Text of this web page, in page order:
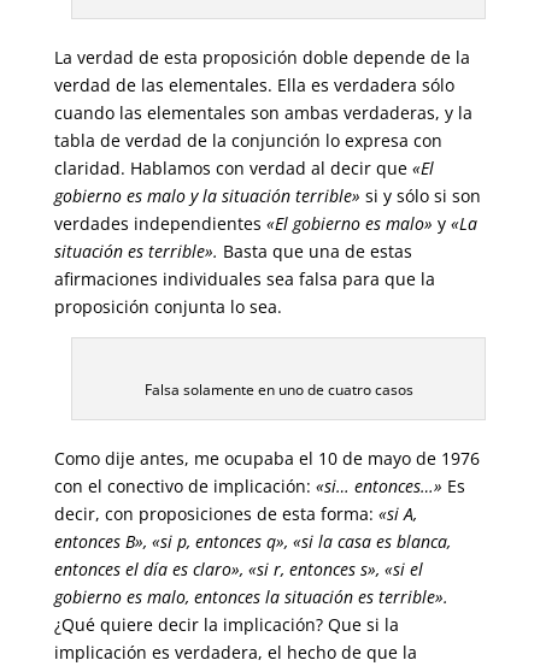
La verdad de esta proposición doble depende de la
verdad de las elementales. Ella es verdadera sólo
cuando las elementales son ambas verdaderas, y la
tabla de verdad de la conjunción lo expresa con
claridad. Hablamos con verdad al decir que «El
gobierno es malo y la situación terrible» si y sólo si son
verdades independientes «El gobierno es malo» y «La
situación es terrible». Basta que una de estas
afirmaciones individuales sea falsa para que la
proposición conjunta lo sea.
Falsa solamente en uno de cuatro casos
Como dije antes, me ocupaba el 10 de mayo de 1976
con el conectivo de implicación: «si… entonces…» Es
decir, con proposiciones de esta forma: «si A,
entonces B», «si p, entonces q», «si la casa es blanca,
entonces el día es claro», «si r, entonces s», «si el
gobierno es malo, entonces la situación es terrible».
¿Qué quiere decir la implicación? Que si la
implicación es verdadera, el hecho de que la